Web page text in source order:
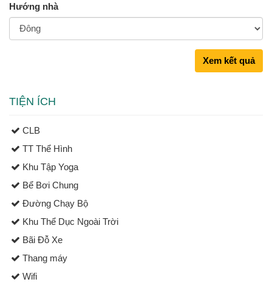
Hướng nhà
Xem kết quả
TIỆN ÍCH
CLB
TT Thể Hình
Khu Tập Yoga
Bể Bơi Chung
Đường Chạy Bộ
Khu Thể Dục Ngoài Trời
Bãi Đỗ Xe
Thang máy
Wifi